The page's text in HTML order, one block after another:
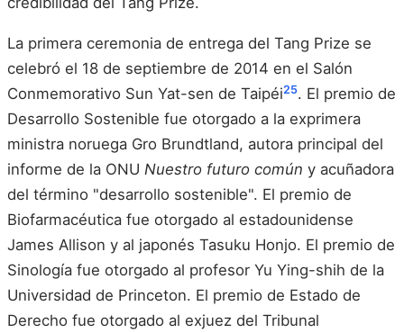
La primera ceremonia de entrega del Tang Prize se
celebró el 18 de septiembre de 2014 en el Salón
Conmemorativo Sun Yat-sen de Taipéi25. El premio de
Desarrollo Sostenible fue otorgado a la exprimera
ministra noruega Gro Brundtland, autora principal del
informe de la ONU Nuestro futuro común y acuñadora
del término "desarrollo sostenible". El premio de
Biofarmacéutica fue otorgado al estadounidense
James Allison y al japonés Tasuku Honjo. El premio de
Sinología fue otorgado al profesor Yu Ying-shih de la
Universidad de Princeton. El premio de Estado de
Derecho fue otorgado al exjuez del Tribunal